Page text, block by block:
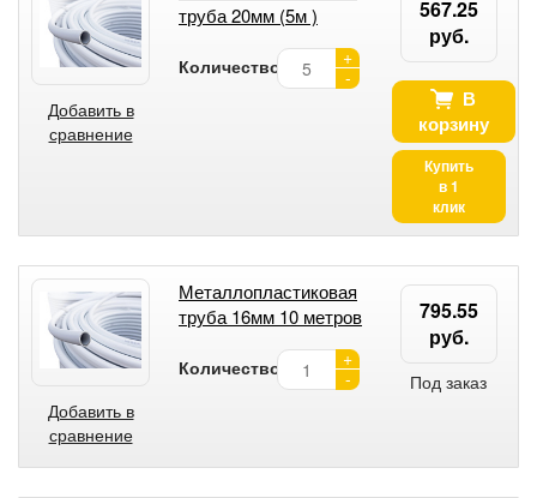
Добавить в
сравнение
труба 20мм (5м )
Количество:
+
-
567.25
руб.
В
корзину
Купить
в 1
клик
Добавить в
сравнение
Металлопластиковая
труба 16мм 10 метров
Количество:
+
-
795.55
руб.
Под заказ